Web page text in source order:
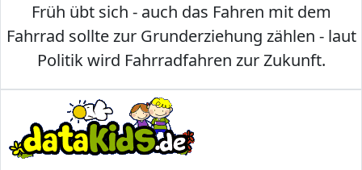
Früh übt sich - auch das Fahren mit dem
Fahrrad sollte zur Grunderziehung zählen - laut
Politik wird Fahrradfahren zur Zukunft.